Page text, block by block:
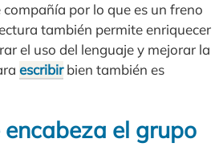
compañía por lo que es un freno
también permite enriquecer
el uso del lenguaje y mejorar la
escribirbien también es
el grupo